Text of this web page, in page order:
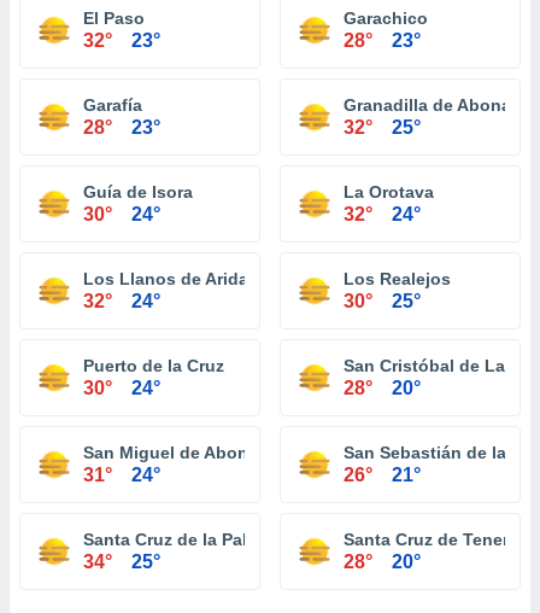
El Paso
32° 23°
Garachico
28° 23°
Garafía
28° 23°
Granadilla de Abona
32° 25°
Guía de Isora
30° 24°
La Orotava
32° 24°
Los Llanos de Aridane
32° 24°
Los Realejos
30° 25°
Puerto de la Cruz
30° 24°
San Cristóbal de La
28° 20°
San Miguel de Abona
31° 24°
San Sebastián de la
26° 21°
Santa Cruz de la Palma
34° 25°
Santa Cruz de Tenerife
28° 20°